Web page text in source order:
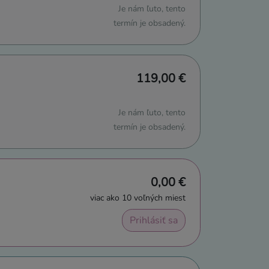
Je nám ľuto, tento
termín je obsadený.
119,00 €
Je nám ľuto, tento
termín je obsadený.
0,00 €
viac ako 10 voľných miest
Prihlásiť sa